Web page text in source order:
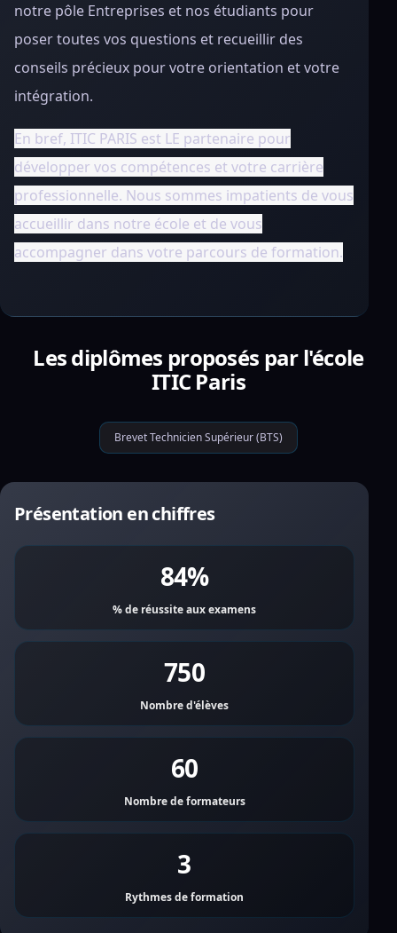
notre pôle Entreprises et nos étudiants pour
poser toutes vos questions et recueillir des
conseils précieux pour votre orientation et votre
intégration.
En bref, ITIC PARIS est LE partenaire pour
développer vos compétences et votre carrière
professionnelle. Nous sommes impatients de vous
accueillir dans notre école et de vous
accompagner dans votre parcours de formation.
Les diplômes proposés par l'école
ITIC Paris
Brevet Technicien Supérieur (BTS)
Présentation en chiffres
84%
% de réussite aux examens
750
Nombre d'élèves
60
Nombre de formateurs
3
Rythmes de formation